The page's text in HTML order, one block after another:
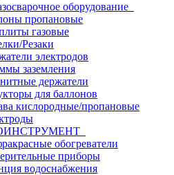
оборудование
пропановые
газовые
Резаки
электродов
заземления
держатели
для баллонов
кислородные/пропановые
обогреватели
приборы
водоснабжения